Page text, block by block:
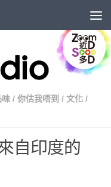
味 / 你估我唔到 / 文化 /
自印度的